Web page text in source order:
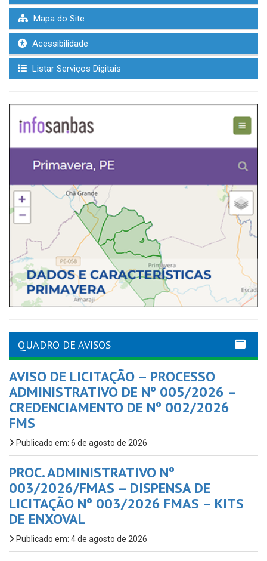
Mapa do Site
Acessibilidade
Listar Serviços Digitais
QUADRO DE AVISOS
AVISO DE LICITAÇÃO – PROCESSO
ADMINISTRATIVO DE Nº 005/2026 –
CREDENCIAMENTO DE Nº 002/2026
FMS
Publicado em: 6 de agosto de 2026
PROC. ADMINISTRATIVO Nº
003/2026/FMAS – DISPENSA DE
LICITAÇÃO Nº 003/2026 FMAS – KITS
DE ENXOVAL
Publicado em: 4 de agosto de 2026